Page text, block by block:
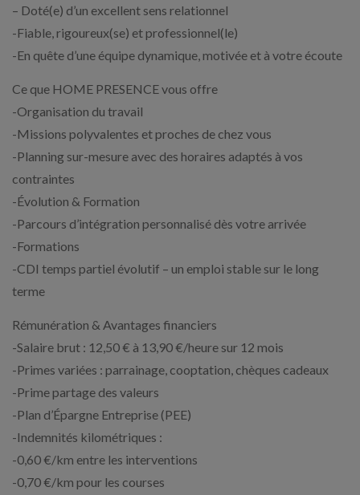
– Doté(e) d’un excellent sens relationnel
-Fiable, rigoureux(se) et professionnel(le)
-En quête d’une équipe dynamique, motivée et à votre écoute
Ce que HOME PRESENCE vous offre
-Organisation du travail
-Missions polyvalentes et proches de chez vous
-Planning sur-mesure avec des horaires adaptés à vos
contraintes
-Évolution & Formation
-Parcours d’intégration personnalisé dès votre arrivée
-Formations
-CDI temps partiel évolutif – un emploi stable sur le long
terme
Rémunération & Avantages financiers
-Salaire brut : 12,50 € à 13,90 €/heure sur 12 mois
-Primes variées : parrainage, cooptation, chèques cadeaux
-Prime partage des valeurs
-Plan d’Épargne Entreprise (PEE)
-Indemnités kilométriques :
-0,60 €/km entre les interventions
-0,70 €/km pour les courses